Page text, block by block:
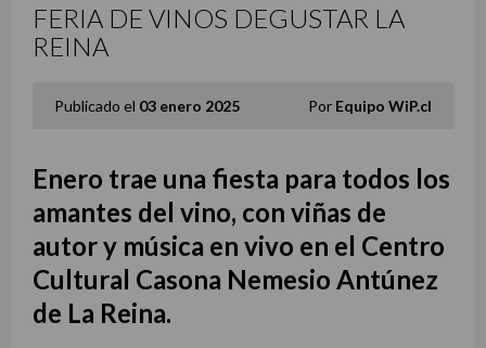
FERIA DE VINOS DEGUSTAR LA
REINA
Publicado el 03 enero 2025 Por Equipo WiP.cl
Enero trae una fiesta para todos los
amantes del vino, con viñas de
autor y música en vivo en el Centro
Cultural Casona Nemesio Antúnez
de La Reina.